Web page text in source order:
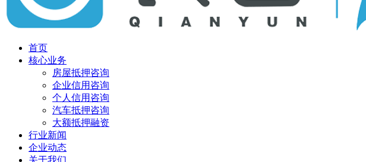
首页
核心业务
房屋抵押咨询
企业信用咨询
个人信用咨询
汽车抵押咨询
大额抵押融资
行业新闻
企业动态
关于我们